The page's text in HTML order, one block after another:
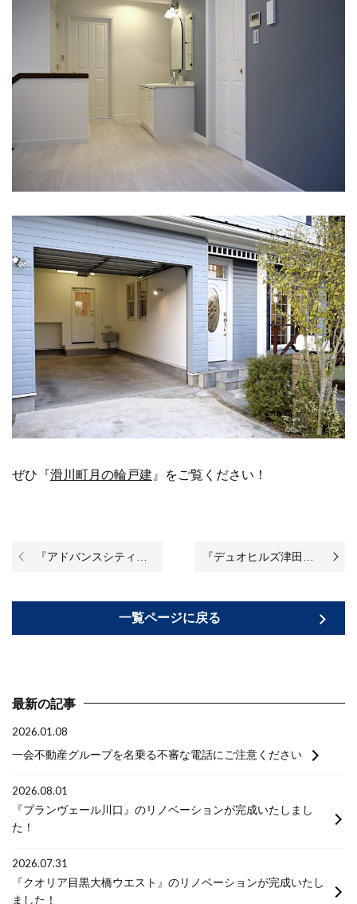
ぜひ『滑川町月の輪戸建 』をご覧ください！
『アドバンスシティ所沢』のリノベーションが完成いたしました！
一覧ページに戻る
『デュオヒルズ津田沼前原』のリノベーションが完成いたしました！
最新の記事
2026.01.08
一会不動産グループを名乗る不審な電話にご注意ください
2026.08.01
『プランヴェール川口』のリノベーションが完成いたしまし
た！
2026.07.31
『クオリア目黒大橋ウエスト』のリノベーションが完成いたし
ました！